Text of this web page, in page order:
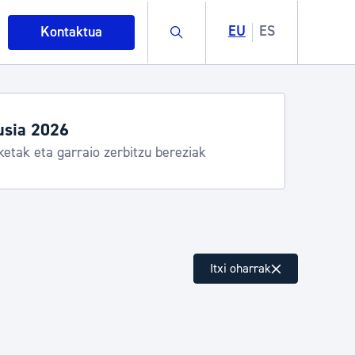
Kontaktua Buscar EU ES
eta ingurumena
Abuztuak 8-15
Itxi oharrak